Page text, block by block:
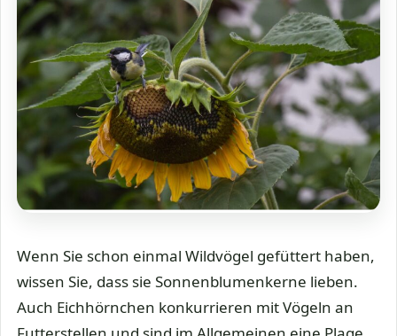
Wenn Sie schon einmal Wildvögel gefüttert haben,
wissen Sie, dass sie Sonnenblumenkerne lieben.
Auch Eichhörnchen konkurrieren mit Vögeln an